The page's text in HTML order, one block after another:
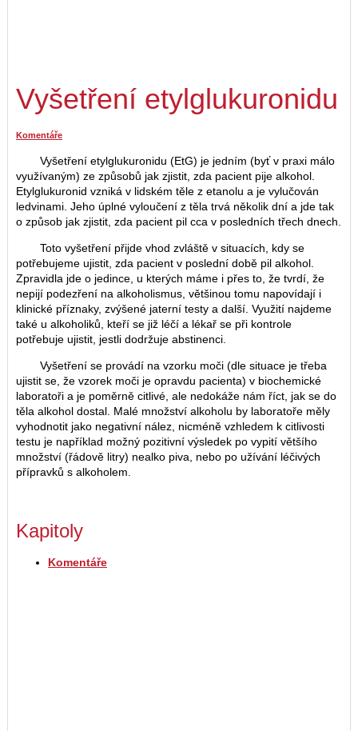
Vyšetření etylglukuronidu
Komentáře
Vyšetření etylglukuronidu (EtG) je jedním (byť v praxi málo
využívaným) ze způsobů jak zjistit, zda pacient pije alkohol.
Etylglukuronid vzniká v lidském těle z etanolu a je vylučován
ledvinami. Jeho úplné vyloučení z těla trvá několik dní a jde tak
o způsob jak zjistit, zda pacient pil cca v posledních třech dnech.
Toto vyšetření přijde vhod zvláště v situacích, kdy se
potřebujeme ujistit, zda pacient v poslední době pil alkohol.
Zpravidla jde o jedince, u kterých máme i přes to, že tvrdí, že
nepijí podezření na alkoholismus, většinou tomu napovídají i
klinické příznaky, zvýšené jaterní testy a další. Využití najdeme
také u alkoholiků, kteří se již léčí a lékař se při kontrole
potřebuje ujistit, jestli dodržuje abstinenci.
Vyšetření se provádí na vzorku moči (dle situace je třeba
ujistit se, že vzorek moči je opravdu pacienta) v biochemické
laboratoři a je poměrně citlivé, ale nedokáže nám říct, jak se do
těla alkohol dostal. Malé množství alkoholu by laboratoře měly
vyhodnotit jako negativní nález, nicméně vzhledem k citlivosti
testu je například možný pozitivní výsledek po vypití většího
množství (řádově litry) nealko piva, nebo po užívání léčivých
přípravků s alkoholem.
Kapitoly
Komentáře